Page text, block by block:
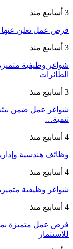
3 أسابيع منذ
فرص عمل تعلن عنها
3 أسابيع منذ
شواغر وظيفية
الطائرات
3 أسابيع منذ
شواغر عمل ضمن بيئة
تنمية…
4 أسابيع منذ
وظائف هندسية
4 أسابيع منذ
شواغر وظيفية
4 أسابيع منذ
فرص عمل متميزة
للاستثمار